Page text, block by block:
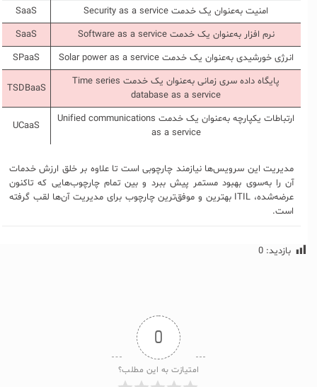
امنیت به‌عنوان یک خدمت Security as a service
SaaS
نرم افزار به‌عنوان یک خدمت Software as a service
SaaS
انرژی خورشیدی به‌عنوان یک خدمت Solar power as a service
SPaaS
پایگاه داده سری زمانی به‌عنوان یک خدمت Time series
database as a service
TSDBaaS
ارتباطات یکپارچه به‌عنوان یک خدمت Unified communications
as a service
UCaaS
مدیریت این سرویس‌ها نیازمند چارچوبی است تا علاوه بر خلق ارزش خدمات
آن را به‌سوی بهبود مستمر پیش ببرد و بین تمام چارچوب‌هایی که تاکنون
عرضه‌شده، ITIL بهترین و موفق‌ترین چارچوب برای مدیریت آن‌ها لقب گرفته
است.
بازدید: 0
0
امتیازت به این مطلب؟